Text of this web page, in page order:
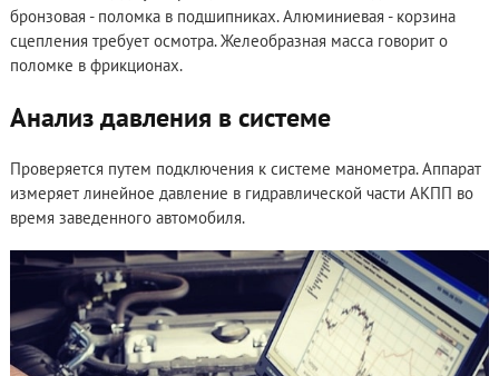
бронзовая - поломка в подшипниках. Алюминиевая - корзина
сцепления требует осмотра. Желеобразная масса говорит о
поломке в фрикционах.
Анализ давления в системе
Проверяется путем подключения к системе манометра. Аппарат
измеряет линейное давление в гидравлической части АКПП во
время заведенного автомобиля.